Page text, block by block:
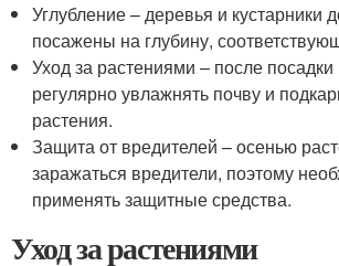
Углубление – деревья и кустарники
посажены на глубину,
Уход за растениями – после
регулярно увлажнять почву и
растения.
Защита от вредителей – осенью
заражаться вредители, поэтому
применять защитные средства.
Уход за растениями